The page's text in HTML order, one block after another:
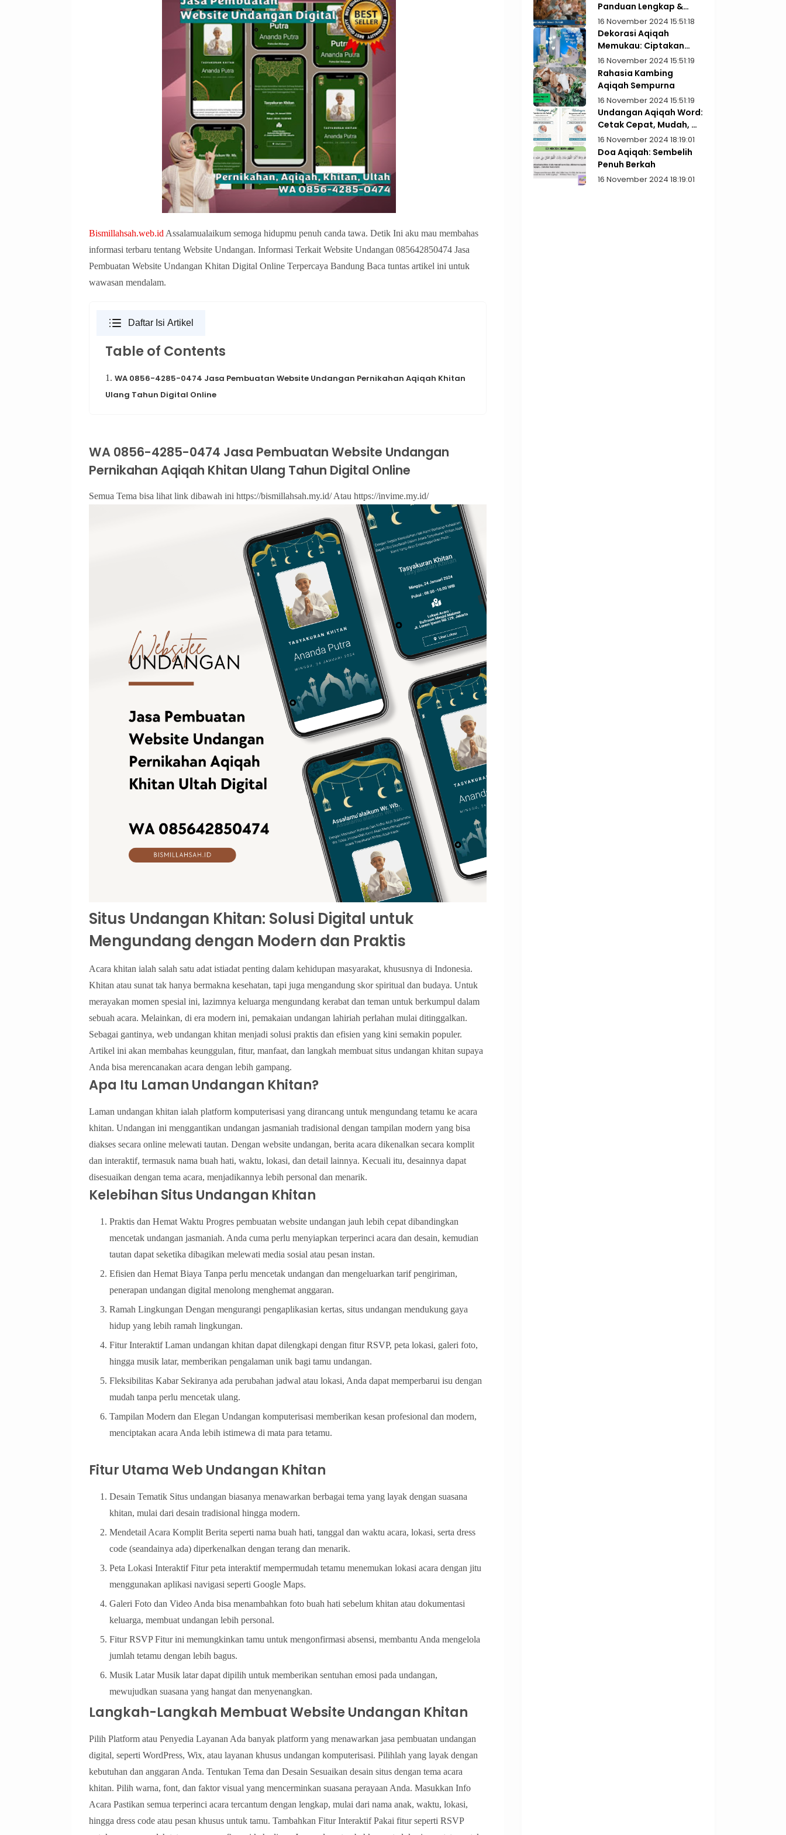
Bismillahsah.web.id Assalamualaikum semoga hidupmu penuh canda tawa. Detik Ini aku mau membahas
informasi terbaru tentang Website Undangan. Informasi Terkait Website Undangan 085642850474 Jasa
Pembuatan Website Undangan Khitan Digital Online Terpercaya Bandung Baca tuntas artikel ini untuk
wawasan mendalam.
Daftar Isi Artikel
Table of Contents
1. WA 0856-4285-0474 Jasa Pembuatan Website Undangan Pernikahan Aqiqah Khitan
Ulang Tahun Digital Online
WA 0856-4285-0474 Jasa Pembuatan Website Undangan
Pernikahan Aqiqah Khitan Ulang Tahun Digital Online
Semua Tema bisa lihat link dibawah ini https://bismillahsah.my.id/ Atau https://invime.my.id/
Situs Undangan Khitan: Solusi Digital untuk
Mengundang dengan Modern dan Praktis
Acara khitan ialah salah satu adat istiadat penting dalam kehidupan masyarakat, khususnya di Indonesia.
Khitan atau sunat tak hanya bermakna kesehatan, tapi juga mengandung skor spiritual dan budaya. Untuk
merayakan momen spesial ini, lazimnya keluarga mengundang kerabat dan teman untuk berkumpul dalam
sebuah acara. Melainkan, di era modern ini, pemakaian undangan lahiriah perlahan mulai ditinggalkan.
Sebagai gantinya, web undangan khitan menjadi solusi praktis dan efisien yang kini semakin populer.
Artikel ini akan membahas keunggulan, fitur, manfaat, dan langkah membuat situs undangan khitan supaya
Anda bisa merencanakan acara dengan lebih gampang.
Apa Itu Laman Undangan Khitan?
Laman undangan khitan ialah platform komputerisasi yang dirancang untuk mengundang tetamu ke acara
khitan. Undangan ini menggantikan undangan jasmaniah tradisional dengan tampilan modern yang bisa
diakses secara online melewati tautan. Dengan website undangan, berita acara dikenalkan secara komplit
dan interaktif, termasuk nama buah hati, waktu, lokasi, dan detail lainnya. Kecuali itu, desainnya dapat
disesuaikan dengan tema acara, menjadikannya lebih personal dan menarik.
Kelebihan Situs Undangan Khitan
Praktis dan Hemat Waktu Progres pembuatan website undangan jauh lebih cepat dibandingkan
mencetak undangan jasmaniah. Anda cuma perlu menyiapkan terperinci acara dan desain, kemudian
tautan dapat seketika dibagikan melewati media sosial atau pesan instan.
Efisien dan Hemat Biaya Tanpa perlu mencetak undangan dan mengeluarkan tarif pengiriman,
penerapan undangan digital menolong menghemat anggaran.
Ramah Lingkungan Dengan mengurangi pengaplikasian kertas, situs undangan mendukung gaya
hidup yang lebih ramah lingkungan.
Fitur Interaktif Laman undangan khitan dapat dilengkapi dengan fitur RSVP, peta lokasi, galeri foto,
hingga musik latar, memberikan pengalaman unik bagi tamu undangan.
Fleksibilitas Kabar Sekiranya ada perubahan jadwal atau lokasi, Anda dapat memperbarui isu dengan
mudah tanpa perlu mencetak ulang.
Tampilan Modern dan Elegan Undangan komputerisasi memberikan kesan profesional dan modern,
menciptakan acara Anda lebih istimewa di mata para tetamu.
Fitur Utama Web Undangan Khitan
Desain Tematik Situs undangan biasanya menawarkan berbagai tema yang layak dengan suasana
khitan, mulai dari desain tradisional hingga modern.
Mendetail Acara Komplit Berita seperti nama buah hati, tanggal dan waktu acara, lokasi, serta dress
code (seandainya ada) diperkenalkan dengan terang dan menarik.
Peta Lokasi Interaktif Fitur peta interaktif mempermudah tetamu menemukan lokasi acara dengan jitu
menggunakan aplikasi navigasi seperti Google Maps.
Galeri Foto dan Video Anda bisa menambahkan foto buah hati sebelum khitan atau dokumentasi
keluarga, membuat undangan lebih personal.
Fitur RSVP Fitur ini memungkinkan tamu untuk mengonfirmasi absensi, membantu Anda mengelola
jumlah tetamu dengan lebih bagus.
Musik Latar Musik latar dapat dipilih untuk memberikan sentuhan emosi pada undangan,
mewujudkan suasana yang hangat dan menyenangkan.
Langkah-Langkah Membuat Website Undangan Khitan
Pilih Platform atau Penyedia Layanan Ada banyak platform yang menawarkan jasa pembuatan undangan
digital, seperti WordPress, Wix, atau layanan khusus undangan komputerisasi. Pilihlah yang layak dengan
kebutuhan dan anggaran Anda. Tentukan Tema dan Desain Sesuaikan desain situs dengan tema acara
khitan. Pilih warna, font, dan faktor visual yang mencerminkan suasana perayaan Anda. Masukkan Info
Acara Pastikan semua terperinci acara tercantum dengan lengkap, mulai dari nama anak, waktu, lokasi,
hingga dress code atau pesan khusus untuk tamu. Tambahkan Fitur Interaktif Pakai fitur seperti RSVP
Panduan Lengkap &
Praktis
16 November 2024 15:51:18
Dekorasi Aqiqah
Memukau: Ciptakan
Kenangan Indah
16 November 2024 15:51:19
Rahasia Kambing
Aqiqah Sempurna
16 November 2024 15:51:19
Undangan Aqiqah Word:
Cetak Cepat, Mudah, &
Gratis!
16 November 2024 18:19:01
Doa Aqiqah: Sembelih
Penuh Berkah
16 November 2024 18:19:01